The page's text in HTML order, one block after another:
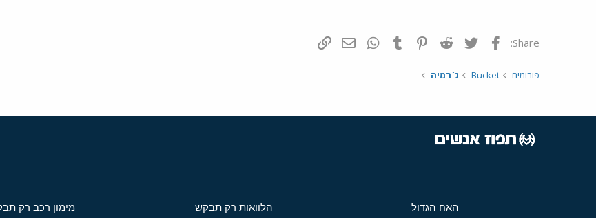
Share: פייסבוק Twitter
Reddit
Pinterest
Tumblr
WhatsAppדואר אלקטרוני
פורומים Bucket ג`רמיה
האח הגדול הלוואות רק תבקש מימון רכב רק